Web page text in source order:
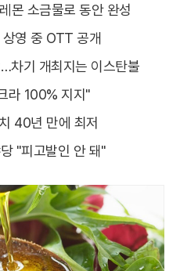
몬 소금물로 동안 완성
영 중 OTT 공개
차기 개최지는 이스탄불
라 100% 지지"
40년 만에 최저
"피고발인 안 돼"